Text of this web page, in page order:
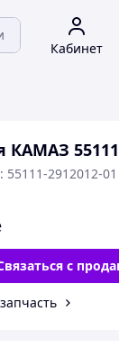
Кабинет
КАМАЗ
55111-2912012-01
с